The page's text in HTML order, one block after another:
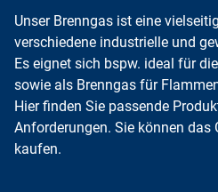
Unser Brenngas ist eine
verschiedene industrielle und
Es eignet sich bspw. ideal für
sowie als Brenngas für
Hier finden Sie passende
Anforderungen. Sie können das
kaufen.